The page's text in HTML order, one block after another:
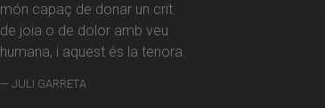
món capaç de donar un crit
de joia o de dolor amb veu
humana, i aquest és la tenora.
JULI GARRETA